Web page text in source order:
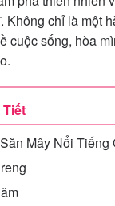
Không chỉ là một
cuộc sống, hòa
Mây Nổi Tiếng